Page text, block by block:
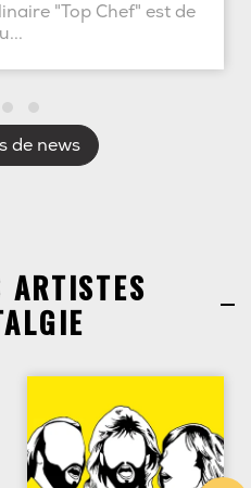
"Top Chef" est de
de news
ARTISTES